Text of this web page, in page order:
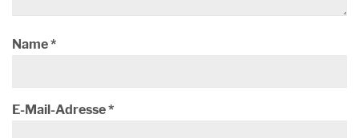
Name*
E-Mail-Adresse*